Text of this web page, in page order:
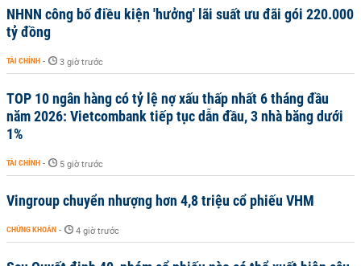
NHNN công bố điều kiện 'hưởng' lãi suất ưu đãi gói 220.000
tỷ đồng
TÀI CHÍNH - 3 giờ trước
TOP 10 ngân hàng có tỷ lệ nợ xấu thấp nhất 6 tháng đầu
năm 2026: Vietcombank tiếp tục dẫn đầu, 3 nhà băng dưới
1%
TÀI CHÍNH - 5 giờ trước
Vingroup chuyển nhượng hơn 4,8 triệu cổ phiếu VHM
CHỨNG KHOÁN - 4 giờ trước